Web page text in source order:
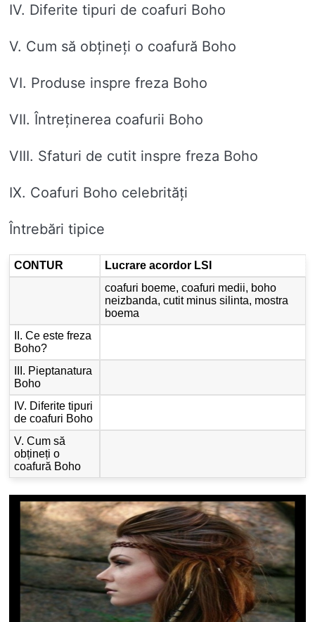
IV. Diferite tipuri de coafuri Boho
V. Cum să obțineți o coafură Boho
VI. Produse inspre freza Boho
VII. Întreținerea coafurii Boho
VIII. Sfaturi de cutit inspre freza Boho
IX. Coafuri Boho celebrități
Întrebări tipice
CONTUR
Lucrare acordor LSI
coafuri boeme, coafuri medii, boho
neizbanda, cutit minus silinta, mostra
boema
II. Ce este freza
Boho?
III. Pieptanatura
Boho
IV. Diferite tipuri
de coafuri Boho
V. Cum să
obțineți o
coafură Boho